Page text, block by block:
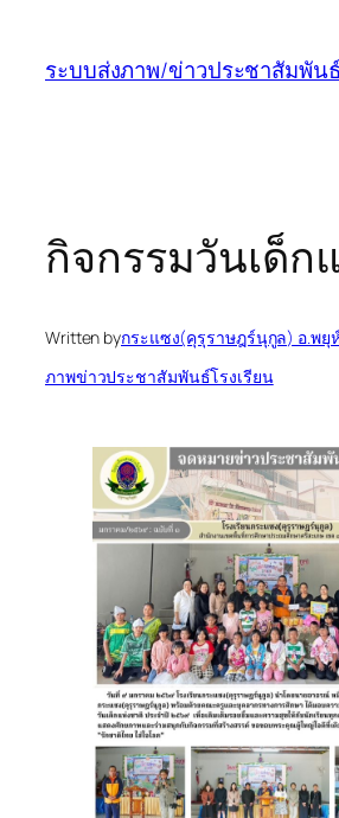
ระบบส่งภาพ/ข่าวประชาสัมพัน
กิจกรรมวันเด็ก
Written byกระแซง(คุรุราษฎร์นุกูล) อ.พยุ
ภาพข่าวประชาสัมพันธ์โรงเรียน